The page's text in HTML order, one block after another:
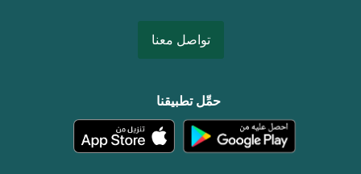
تواصل معنا
حمِّل تطبيقنا